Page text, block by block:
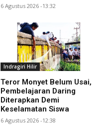
6 Agustus 2026 -13:32
Indragiri Hilir
Teror Monyet Belum Usai,
Pembelajaran Daring
Diterapkan Demi
Keselamatan Siswa
6 Agustus 2026 -12:38